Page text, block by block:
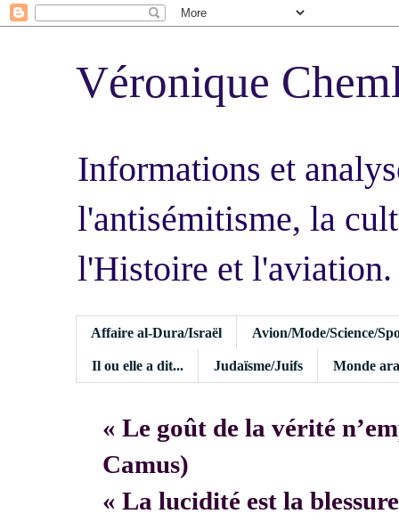
Véronique
Informations et
l'antisémitisme, la
l'Histoire et l'aviation.
Affaire al-Dura/Israël Avion/Mode/Science/
Il ou elle a dit... Judaïsme/Juifs Monde
« Le goût de la vérité
Camus)
« La lucidité est la